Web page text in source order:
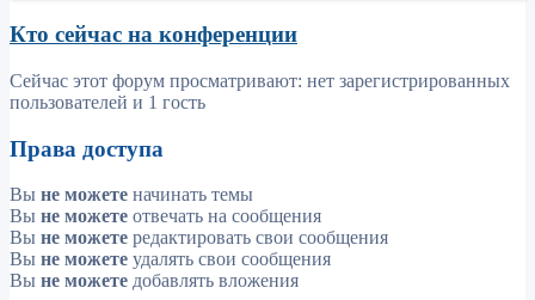
Кто сейчас на конференции
Сейчас этот форум просматривают: нет зарегистрированных
пользователей и 1 гость
Права доступа
Вы не можете начинать темы
Вы не можете отвечать на сообщения
Вы не можете редактировать свои сообщения
Вы не можете удалять свои сообщения
Вы не можете добавлять вложения